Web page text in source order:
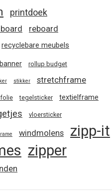
printdoek
reboard
recyclebare meubels
rollup budget
stikker stretchframe
tegelsticker textielframe
vloersticker
windmolens
zipp-it
zipper